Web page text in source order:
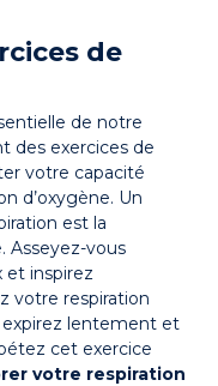
de
de notre
des exercices de
votre capacité
d’oxygène. Un
est la
Asseyez-vous
et inspirez
votre respiration
expirez lentement et
cet exercice
votre respiration